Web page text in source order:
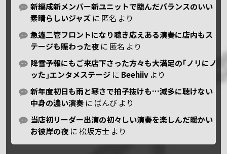
新編成新メンバー新ユニットで臨んだバランスのいい
素晴らしいジャズ に 匿名 より
急遽二管フロントになり聴き応えある演奏に店内もス
テージも賑わった夜 に 匿名 より
降雪予報にもご来店下さった方々も大満足の｢ノリにノ
ッた｣エンタメステージ に Beehiiv より
新年度初日も雨と寒さで拍子抜けも…滅多に聴けない
中身の濃い演奏 に ばんび より
当店初リーダー出演の初々しい演奏を楽しんだ暖かい
お彼岸の夜 に松坂方士 より